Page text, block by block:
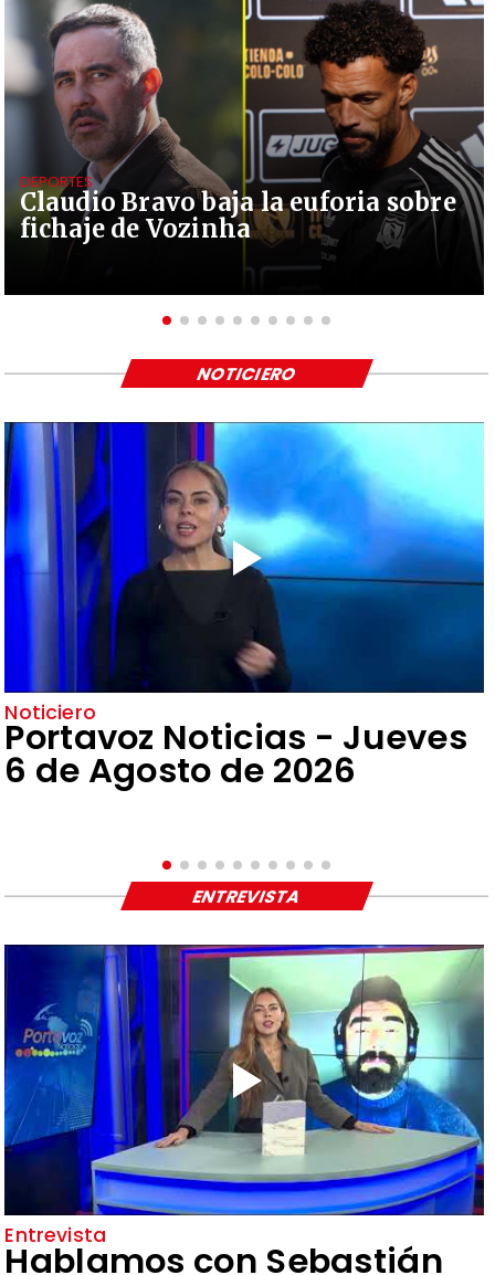
Claudio Bravo baja la euforia sobre
fichaje de Vozinha
DEPORTES
Noticiero
Portavoz Noticias - Jueves
6 de Agosto de 2026
NOTICIERO
Entrevista
Hablamos con Sebastián
ENTREVISTA